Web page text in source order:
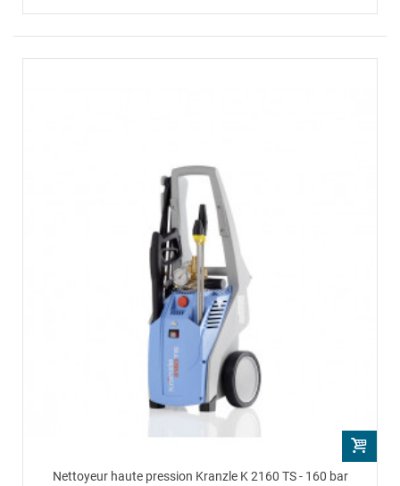
Nettoyeur haute pression Kranzle K 2160 TS - 160 bar